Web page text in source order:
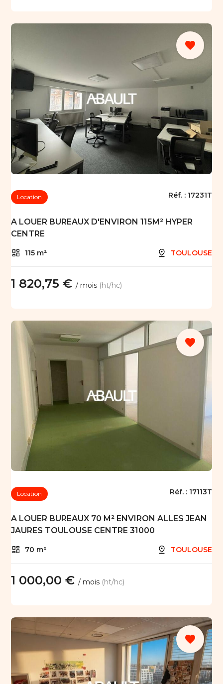
favorite
Location Réf. : 17231T
A LOUER BUREAUX D'ENVIRON 115M² HYPER
CENTRE
115 m² TOULOUSE
1 820,75 €/ mois (ht/hc)
favorite
Location Réf. : 17113T
A LOUER BUREAUX 70 M² ENVIRON ALLES JEAN
JAURES TOULOUSE CENTRE 31000
70 m² TOULOUSE
1 000,00 €/ mois (ht/hc)
favorite